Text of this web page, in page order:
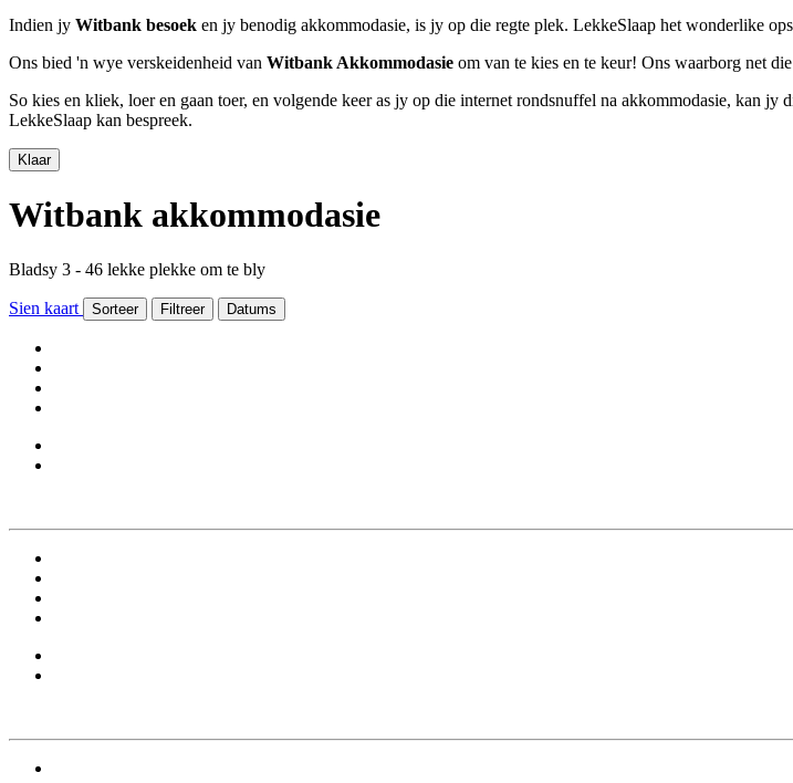
Indien jy Witbank besoek en jy benodig akkommodasie, is jy op die regte plek. LekkeSlaap het wonderlike
Ons bied 'n wye verskeidenheid van Witbank Akkommodasie om van te kies en te keur! Ons waarborg net
So kies en kliek, loer en gaan toer, en volgende keer as jy op die internet rondsnuffel na akkommodasie, kan jy
LekkeSlaap kan bespreek.
Klaar
Witbank akkommodasie
Bladsy 3 - 46 lekke plekke om te bly
Sien kaart Sorteer Filtreer Datums